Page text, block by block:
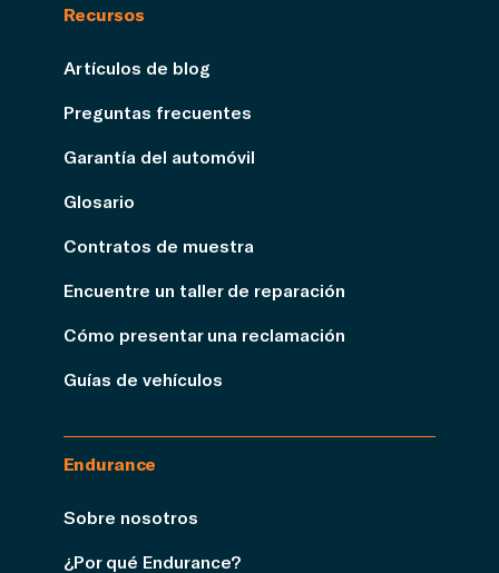
Recursos
Artículos de blog
Preguntas frecuentes
Garantía del automóvil
Glosario
Contratos de muestra
Encuentre un taller de reparación
Cómo presentar una reclamación
Guías de vehículos
Endurance
Sobre nosotros
¿Por qué Endurance?